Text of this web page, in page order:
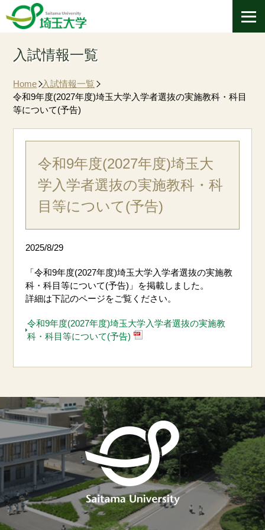
入試情報一覧
Home 入試情報一覧
令和9年度(2027年度)埼玉大学入学者選抜の実施教科・科目
等について(予告)
令和9年度(2027年度)埼玉大
学入学者選抜の実施教科・科
目等について(予告)
2025/8/29
「令和9年度(2027年度)埼玉大学入学者選抜の実施教
科・科目等について(予告)」を掲載しました。
詳細は下記のページをご覧ください。
令和9年度(2027年度)埼玉大学入学者選抜の実施教
科・科目等について(予告)